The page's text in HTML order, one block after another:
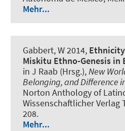
Mehr...
Gabbert, W2014, Ethnicity
Miskitu Ethno-Genesis in
in J Raab (Hrsg.),New
Belonging, and Difference
Norton Anthology of
Wissenschaftlicher Verlag
208.
Mehr...